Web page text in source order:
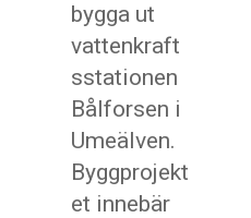
bygga ut
vattenkraft
sstationen
Bålforsen i
Umeälven.
Byggprojekt
et innebär